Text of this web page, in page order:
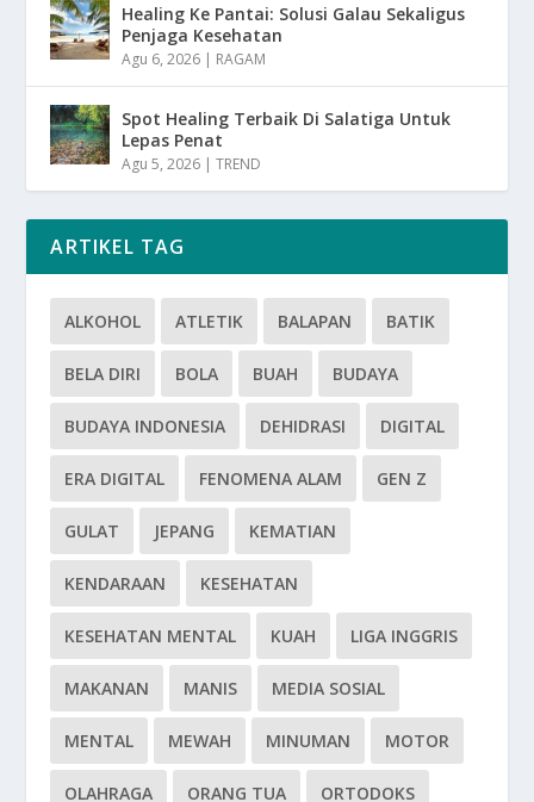
Healing Ke Pantai: Solusi Galau Sekaligus
Penjaga Kesehatan
Agu 6, 2026 | RAGAM
Spot Healing Terbaik Di Salatiga Untuk
Lepas Penat
Agu 5, 2026 |TREND
ARTIKEL TAG
ALKOHOL ATLETIK BALAPAN BATIK
BELA DIRI BOLA BUAH BUDAYA
BUDAYA INDONESIA DEHIDRASI DIGITAL
ERA DIGITAL FENOMENA ALAM GEN Z
GULAT JEPANG KEMATIAN
KENDARAAN KESEHATAN
KESEHATAN MENTAL KUAH LIGA INGGRIS
MAKANAN MANIS MEDIA SOSIAL
MENTAL MEWAH MINUMAN MOTOR
OLAHRAGA ORANG TUA ORTODOKS